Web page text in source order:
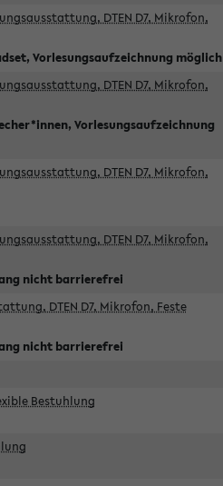
DTEN D7, Mikrofon,
Vorlesungsaufzeichnung möglich
DTEN D7, Mikrofon,
Vorlesungsaufzeichnung
DTEN D7, Mikrofon,
DTEN D7, Mikrofon,
nicht barrierefrei
DTEN D7, Mikrofon, Feste
nicht barrierefrei
Bestuhlung